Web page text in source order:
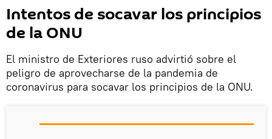
Intentos de socavar los principios
de la ONU
El ministro de Exteriores ruso advirtió sobre el
peligro de aprovecharse de la pandemia de
coronavirus para socavar los principios de la ONU.